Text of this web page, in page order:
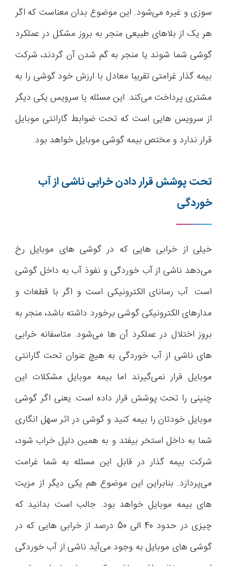
سوزی و غیره می‌شود. این موضوع بدان معناست که اگر
هر یک از بلاهای طبیعی منجر به بروز مشکل در عملکرد
گوشی شما شوند یا منجر به گم شدن آن گردند، شرکت
بیمه گذار غرامتی تقریبا معادل با ارزش خود گوشی را به
مشتری پرداخت می‌کند. این مسئله یا سرویس یکی دیگر
از سرویس هایی است که تحت ضوابط گارانتی موبایل
قرار ندارد و مختص بیمه گوشی موبایل خواهد بود.
تحت پوشش قرار دادن خرابی ناشی از آب
خوردگی
خیلی از خرابی هایی که در گوشی های موبایل رخ
می‌دهد ناشی از آب خوردگی و نفوذ آب به داخل گوشی
است. آب رسانای الکترونیکی است و اگر با قطعات و
مدارهای الکترونیکی گوشی برخورد داشته باشد، منجر به
بروز اختلال در عملکرد آن ها می‌شود. متاسفانه خرابی
های ناشی از آب خوردگی به هیچ عنوان تحت گارانتی
موبایل قرار نمی‌گیرند اما بیمه موبایل مشکلات این
چنینی را تحت پوشش قرار داده است. یعنی اگر گوشی
موبایل خودتان را بیمه کنید و گوشی در اثر سهل انگاری
شما به داخل استخر بیفتد و به همین دلیل خراب شود،
شرکت بیمه گذار در قابل این مسئله به شما غرامت
می‌پردازد. بنابراین این موضوع هم یکی دیگر از مزیت
های بیمه موبایل خواهد بود. جالب است بدانید که
چیزی در حدود 40 الی 50 درصد از خرابی هایی که در
گوشی های موبایل به وجود می‌آید ناشی از آب خوردگی